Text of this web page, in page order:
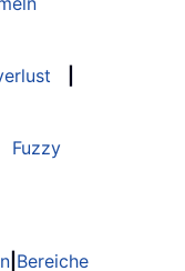
Fuzzy
Bereiche